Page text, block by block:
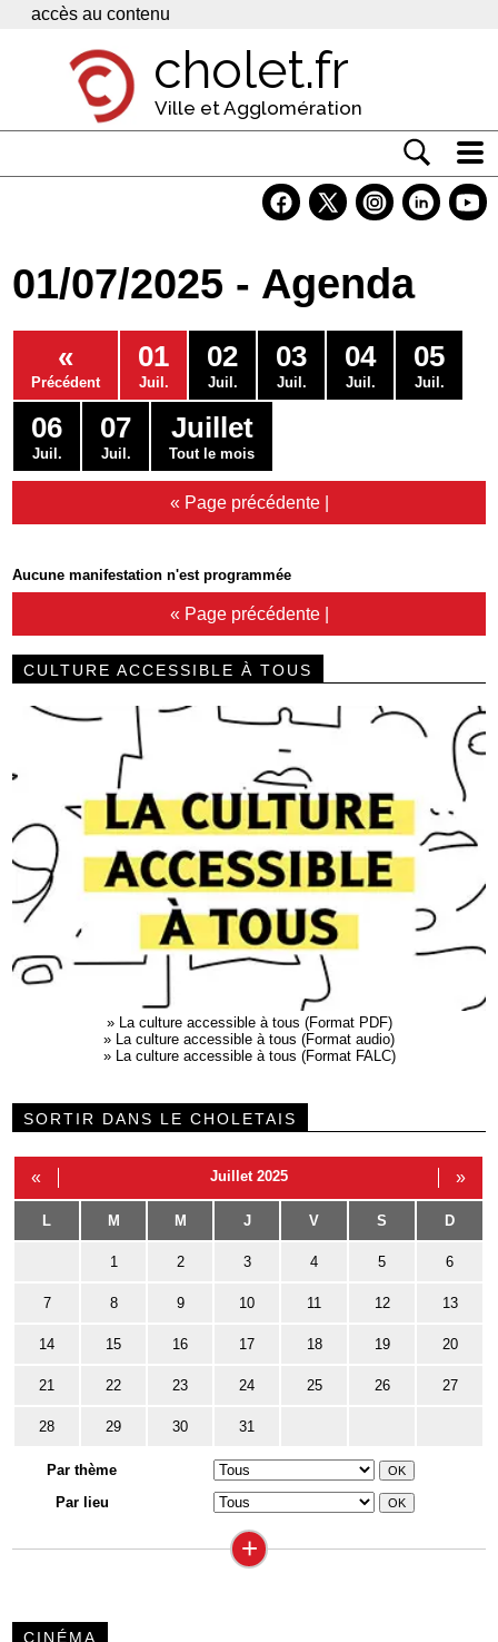
Panneau de gestion des cookies
accès au contenu
cholet.fr
Ville et Agglomération
Economie
Services
Contacts
01/07/2025 - Agenda
«
Précédent
01
Juil.
02
Juil.
03
Juil.
04
Juil.
05
Juil.
06
Juil.
07
Juil.
Juillet
Tout le mois
« Page précédente|
Aucune manifestation n'est programmée
« Page précédente|
CULTURE ACCESSIBLE À TOUS
» La culture accessible à tous (Format PDF)
» La culture accessible à tous (Format audio)
» La culture accessible à tous (Format FALC)
SORTIR DANS LE CHOLETAIS
« Juillet 2025 »
L M M J V S D
1 2 3 4 5 6
7 8 9 10 11 12 13
14 15 16 17 18 19 20
21 22 23 24 25 26 27
28 29 30 31
Par thème
Par lieu
+
CINÉMA